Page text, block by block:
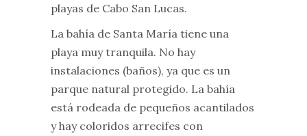
playas de Cabo San Lucas.
La bahía de Santa María tiene una
playa muy tranquila. No hay
instalaciones (baños), ya que es un
parque natural protegido. La bahía
está rodeada de pequeños acantilados
y hay coloridos arrecifes con